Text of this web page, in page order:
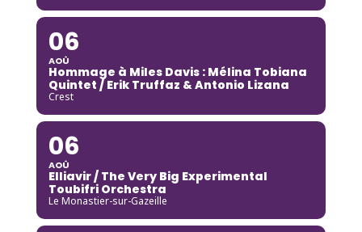
06
AOÛ
Hommage à Miles Davis : Mélina Tobiana
Quintet / Erik Truffaz & Antonio Lizana
Crest
06
AOÛ
Elliavir / The Very Big Experimental
Toubifri Orchestra
Le Monastier-sur-Gazeille